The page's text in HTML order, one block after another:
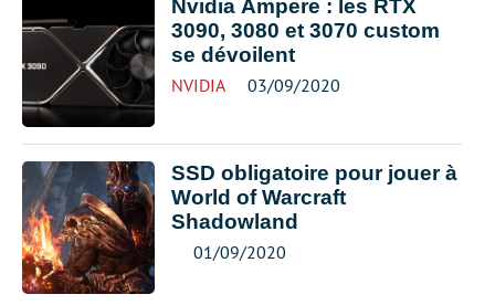
Nvidia Ampere : les RTX
3090, 3080 et 3070 custom
se dévoilent
NVIDIA 03/09/2020
SSD obligatoire pour jouer à
World of Warcraft
Shadowland
01/09/2020